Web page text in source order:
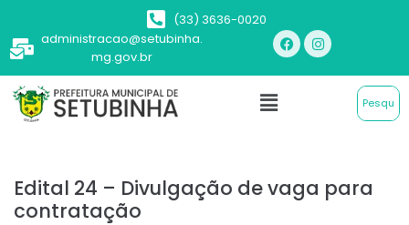
(33) 3636-0020
administracao@setubinha.
mg.gov.br
Edital 24 – Divulgação de vaga para
contratação